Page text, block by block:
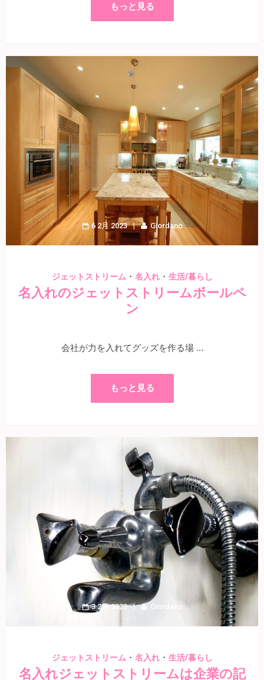
もっと見る
6 2月 2023 Giordano
ジェットストリーム・ 名入れ・ 生活/暮らし
名入れのジェットストリームボールペ
ン
会社が力を入れてグッズを作る場 …
もっと見る
3 2月 2023 Giordano
ジェットストリーム・ 名入れ・ 生活/暮らし
名入れジェットストリームは企業の記